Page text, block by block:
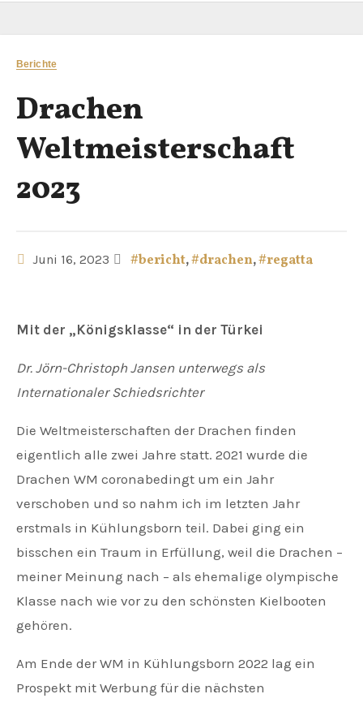
Berichte
Drachen
Weltmeisterschaft
2023
Juni 16, 2023 #bericht,#drachen,#regatta
Mit der „Königsklasse“ in der Türkei
Dr. Jörn-Christoph Jansen unterwegs als
Internationaler Schiedsrichter
Die Weltmeisterschaften der Drachen finden
eigentlich alle zwei Jahre statt. 2021 wurde die
Drachen WM coronabedingt um ein Jahr
verschoben und so nahm ich im letzten Jahr
erstmals in Kühlungsborn teil. Dabei ging ein
bisschen ein Traum in Erfüllung, weil die Drachen –
meiner Meinung nach – als ehemalige olympische
Klasse nach wie vor zu den schönsten Kielbooten
gehören.
Am Ende der WM in Kühlungsborn 2022 lag ein
Prospekt mit Werbung für die nächsten